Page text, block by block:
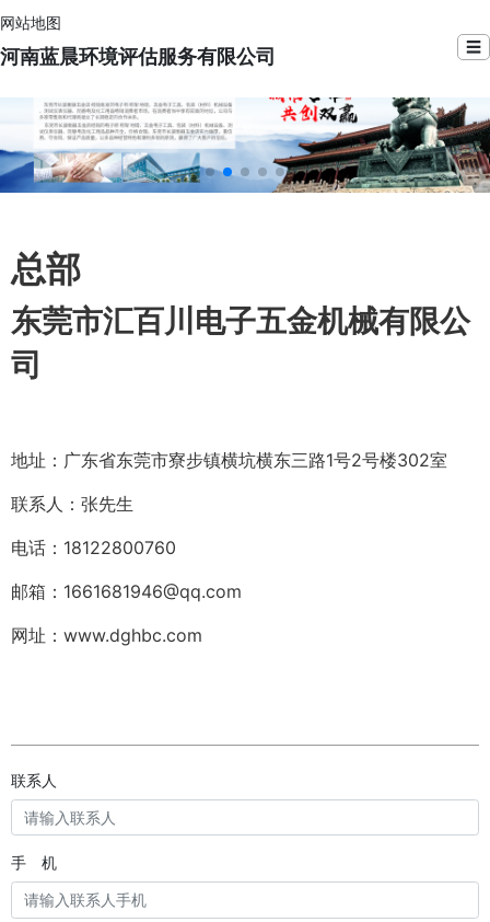
网站地图
河南蓝晨环境评估服务有限公司 ☰
总部
东莞市汇百川电子五金机械有限公
司
地址：广东省东莞市寮步镇横坑横东三路1号2号楼302室
联系人：张先生
电话：18122800760
邮箱：1661681946@qq.com
网址：www.dghbc.com
联系人
手 机